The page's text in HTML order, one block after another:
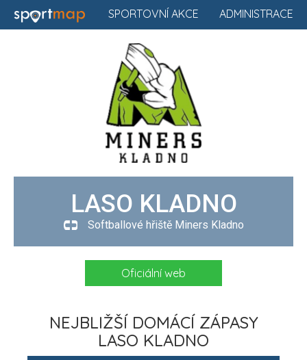
ADMINISTRACE
SPORTOVNÍ AKCE
LASO KLADNO
Softballové hřiště Miners Kladno
Oficiální web
NEJBLIŽŠÍ DOMÁCÍ ZÁPASY
LASO KLADNO